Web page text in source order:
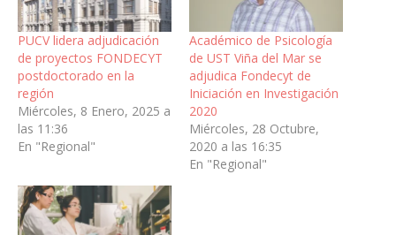
PUCV lidera adjudicación
de proyectos FONDECYT
postdoctorado en la
región
Miércoles, 8 Enero, 2025 a
las 11:36
En "Regional"
Académico de Psicología
de UST Viña del Mar se
adjudica Fondecyt de
Iniciación en Investigación
2020
Miércoles, 28 Octubre,
2020 a las 16:35
En "Regional"